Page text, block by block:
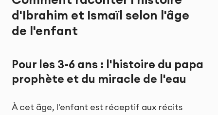
d'Ibrahim et Ismaïl selon l'âge
de l'enfant
Pour les 3-6 ans : l'histoire du papa
prophète et du miracle de l'eau
À cet âge, l'enfant est réceptif aux récits